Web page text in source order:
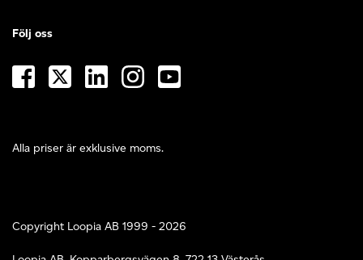
Alla priser är exklusive moms.
Följ oss
Copyright Loopia AB 1999 - 2026